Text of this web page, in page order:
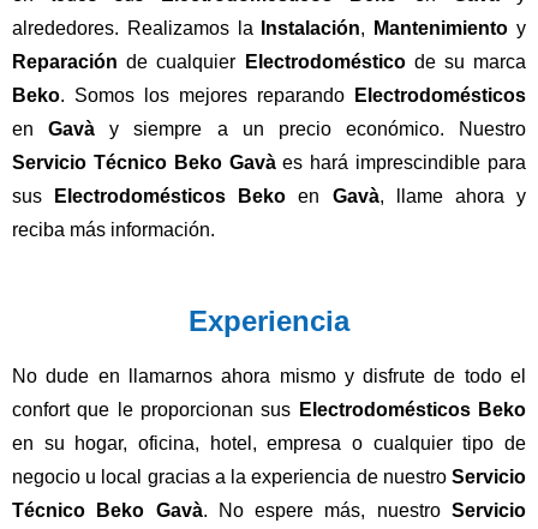
alrededores. Realizamos la
Instalación, Mantenimientoy
Reparación de cualquier Electrodoméstico de su marca
Beko. Somos los mejores reparando
Electrodomésticos
enGavà y siempre a un precio económico. Nuestro
Servicio Técnico Beko Gavàes hará imprescindible para
sus
Electrodomésticos Beko en Gavà, llame ahora y
reciba más información.
Experiencia
No dude en llamarnos ahora mismo y disfrute de todo el
confort que le proporcionan sus Electrodomésticos Beko
en su hogar, oficina, hotel, empresa o cualquier tipo de
negocio u local gracias a la experiencia de nuestro Servicio
Técnico Beko Gavà. No espere más, nuestroServicio